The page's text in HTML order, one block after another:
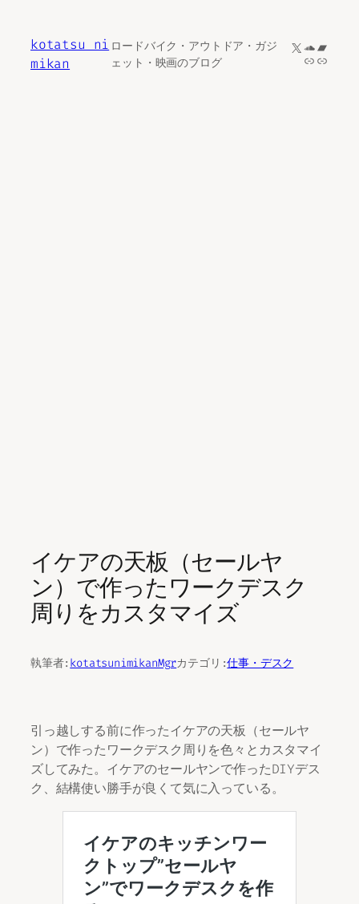
kotatsu ni
mikan
ロードバイク・アウトドア・ガジ
ェット・映画のブログ
X
リンクリンク
イケアの天板（セールヤ
ン）で作ったワークデスク
周りをカスタマイズ
執筆者: kotatsunimikanMgrカテゴリ:仕事・デスク
引っ越しする前に作ったイケアの天板（セールヤ
ン）で作ったワークデスク周りを色々とカスタマイ
ズしてみた。イケアのセールヤンで作ったDIYデス
ク、結構使い勝手が良くて気に入っている。